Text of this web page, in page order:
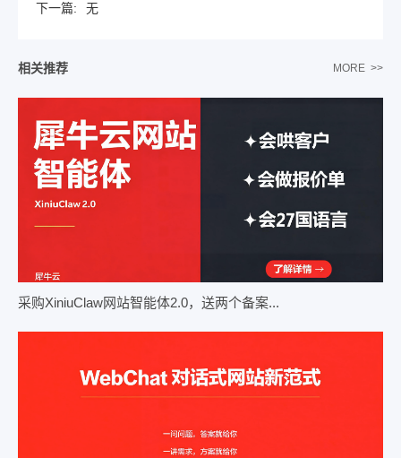
下一篇:
无
相关推荐 MORE >>
采购XiniuClaw网站智能体2.0，送两个备案...